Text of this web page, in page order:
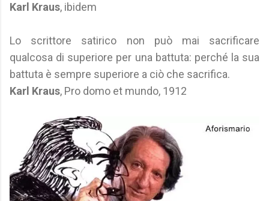
Karl Kraus, ibidem
Lo scrittore satirico non può mai sacrificare
qualcosa di superiore per una battuta: perché la sua
battuta è sempre superiore a ciò che sacrifica.
Karl Kraus, Pro domo et mundo, 1912